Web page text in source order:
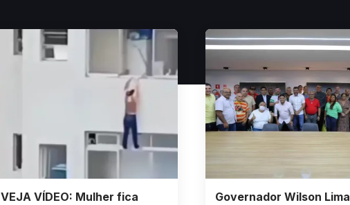
VEJA VÍDEO: Mulher fica
Governador Wilson Lima